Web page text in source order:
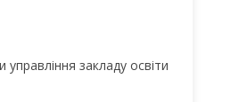
закладу освіти